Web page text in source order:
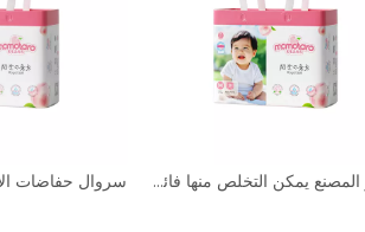
أسعار المصنع يمكن التخلص منها فائقة الرقيقة المركب المركب المركب ياباني ياباني يسحب السراويل الصاخبة